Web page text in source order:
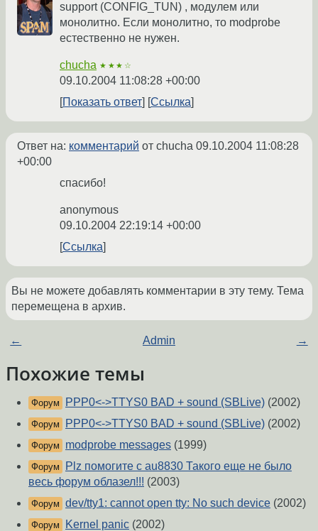
support (CONFIG_TUN) , модулем или
монолитно. Если монолитно, то modprobe
естественно не нужен.
chucha ★★★☆
09.10.2004 11:08:28 +00:00
Показать ответ
Ссылка
Ответ на: комментарий от chucha 09.10.2004 11:08:28
+00:00
спасибо!
anonymous
09.10.2004 22:19:14 +00:00
Ссылка
Вы не можете добавлять комментарии в эту тему. Тема
перемещена в архив.
← Admin →
Похожие темы
Форум PPP0<->TTYS0 BAD + sound (SBLive) (2002)
Форум PPP0<->TTYS0 BAD + sound (SBLive) (2002)
Форум modprobe messages (1999)
Форум
Plz помогите с au8830 Такого еще не было
весь форум облазел!!! (2003)
Форум dev/tty1: cannot open tty: No such device (2002)
Форум Kernel panic (2002)